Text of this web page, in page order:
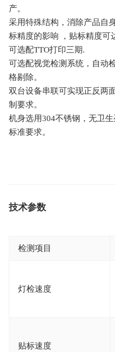
产。
采用特殊结构，消除产品自
标精度的影响 ，贴标精度可
可选配TTO打印三期.
可选配视觉检测系统，自动
格剔除。
双台设备串联可实现正反两
制要求。
机身选用304不锈钢，无卫
标准要求。
技术参数
检测项目
灯检速度
贴标速度